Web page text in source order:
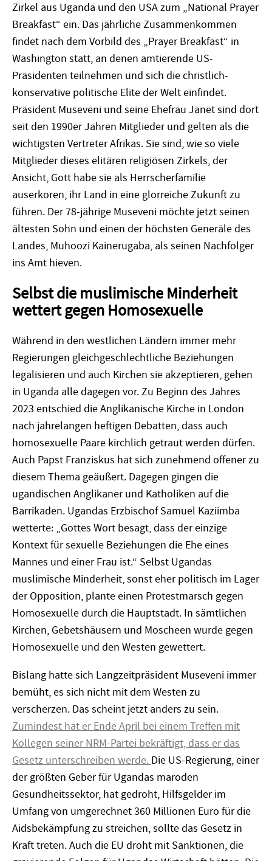
Zirkel aus Uganda und den USA zum „National Prayer
Breakfast“ ein. Das jährliche Zusammenkommen
findet nach dem Vorbild des „Prayer Breakfast“ in
Washington statt, an denen amtierende US-
Präsidenten teilnehmen und sich die christlich-
konservative politische Elite der Welt einfindet.
Präsident Museveni und seine Ehefrau Janet sind dort
seit den 1990er Jahren Mitglieder und gelten als die
wichtigsten Vertreter Afrikas. Sie sind, wie so viele
Mitglieder dieses elitären religiösen Zirkels, der
Ansicht, Gott habe sie als Herrscherfamilie
auserkoren, ihr Land in eine glorreiche Zukunft zu
führen. Der 78-jährige Museveni möchte jetzt seinen
ältesten Sohn und einen der höchsten Generäle des
Landes, Muhoozi Kainerugaba, als seinen Nachfolger
ins Amt hieven.
Selbst die muslimische Minderheit
wettert gegen Homosexuelle
Während in den westlichen Ländern immer mehr
Regierungen gleichgeschlechtliche Beziehungen
legalisieren und auch Kirchen sie akzeptieren, gehen
in Uganda alle dagegen vor. Zu Beginn des Jahres
2023 entschied die Anglikanische Kirche in London
nach jahrelangen heftigen Debatten, dass auch
homosexuelle Paare kirchlich getraut werden dürfen.
Auch Papst Franziskus hat sich zunehmend offener zu
diesem Thema geäußert. Dagegen gingen die
ugandischen Anglikaner und Katholiken auf die
Barrikaden. Ugandas Erzbischof Samuel Kaziimba
wetterte: „Gottes Wort besagt, dass der einzige
Kontext für sexuelle Beziehungen die Ehe eines
Mannes und einer Frau ist.“ Selbst Ugandas
muslimische Minderheit, sonst eher politisch im Lager
der Opposition, plante einen Protestmarsch gegen
Homosexuelle durch die Hauptstadt. In sämtlichen
Kirchen, Gebetshäusern und Moscheen wurde gegen
Homosexuelle und den Westen gewettert.
Bislang hatte sich Langzeitpräsident Museveni immer
bemüht, es sich nicht mit dem Westen zu
verscherzen. Das scheint jetzt anders zu sein.
Zumindest hat er Ende April bei einem Treffen mit
Kollegen seiner NRM-Partei bekräftigt, dass er das
Gesetz unterschreiben werde. Die US-Regierung, einer
der größten Geber für Ugandas maroden
Gesundheitssektor, hat gedroht, Hilfsgelder im
Umfang von umgerechnet 360 Millionen Euro für die
Aidsbekämpfung zu streichen, sollte das Gesetz in
Kraft treten. Auch die EU droht mit Sanktionen, die